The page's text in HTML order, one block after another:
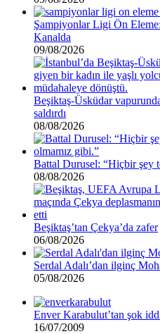
Şampiyonlar Ligi Ön
Kanalda
09/08/2026
Beşiktaş-Üsküdar
saldırdı
08/08/2026
Battal Durusel: “Hiçbir şey
08/08/2026
Beşiktaş’tan Çekya’da zafer
06/08/2026
Serdal Adalı’dan ilginç
05/08/2026
Enver Karabulut’tan şok
16/07/2009